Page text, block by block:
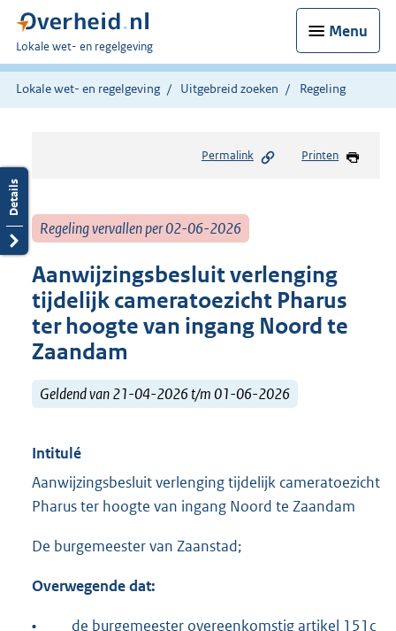
Menu
U
bent
hier:
Lokale wet- en regelgeving
Lokale wet- en regelgeving Uitgebreid zoeken Regeling
Permalink Printen
Regeling vervallen per 02-06-2026
Aanwijzingsbesluit verlenging
tijdelijk cameratoezicht Pharus
ter hoogte van ingang Noord te
Zaandam
Geldend van 21-04-2026 t/m 01-06-2026
Intitulé
Aanwijzingsbesluit verlenging tijdelijk cameratoezicht
Pharus ter hoogte van ingang Noord te Zaandam
De burgemeester van Zaanstad;
Overwegende dat:
•
de burgemeester overeenkomstig artikel 151c